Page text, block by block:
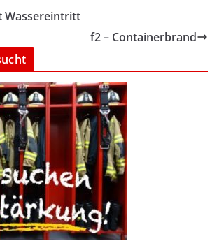
Wassereintritt
f2 – Containerbrand